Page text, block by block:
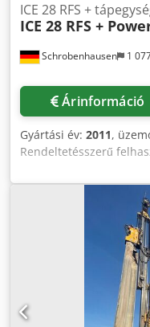
Schrobenhausen 1
ICE 28 RFS +
ICE 28 RFS +
Árinformáció
Gyártási év: 2011,
Rendeltetésszerű
információért forduljon
28 RFS + hidraulikus
2011 Dsdpjh Tyydjfx
Nagyon jó állapotban